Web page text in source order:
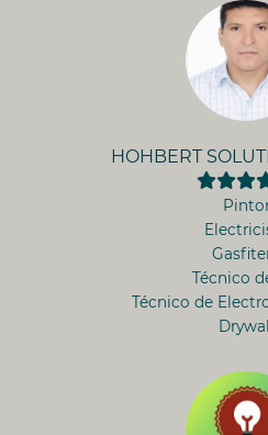
HOHBERT
Técnico
Técnico de
Drywall